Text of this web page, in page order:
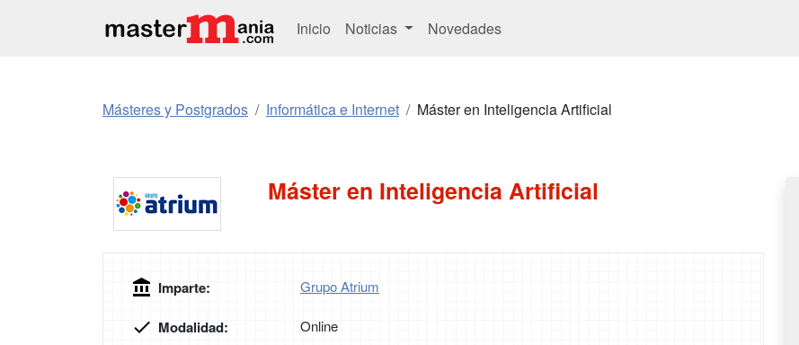
Inicio Noticias Novedades
Másteres y Postgrados Informática e Internet Máster en Inteligencia Artificial
Máster en Inteligencia Artificial
Imparte: Grupo Atrium
Modalidad: Online